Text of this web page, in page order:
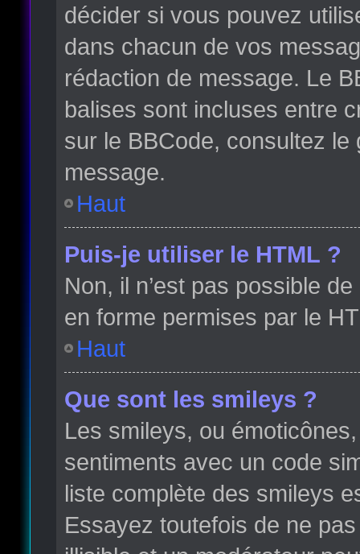
décider si vous pouvez
dans chacun de vos
rédaction de message. Le
balises sont incluses entre
sur le BBCode, consultez
message.
Haut
Puis-je utiliser le HTML ?
Non, il n’est pas possible
en forme permises par le
Haut
Que sont les smileys ?
Les smileys, ou
sentiments avec un code
liste complète des smileys
Essayez toutefois de ne